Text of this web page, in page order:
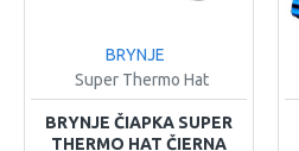
BRYNJE
Super Thermo Hat
BRYNJE ČIAPKA SUPER
THERMO HAT ČIERNA